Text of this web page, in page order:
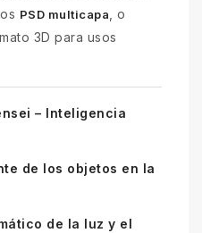
PSD multicapa , o
3D para usos
– Inteligencia
de los objetos en la
de la luz y el